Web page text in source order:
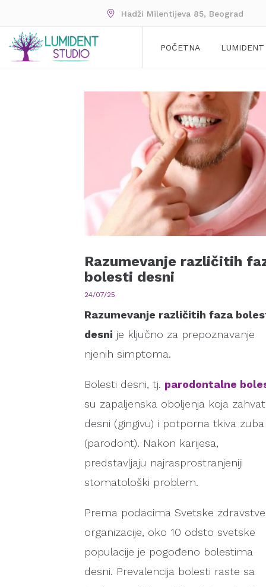
Hadži Milentijeva 85, Beograd
POČETNA LUMIDENT
Razumevanje različitih
bolesti desni
24/07/25
Razumevanje različitih faza
desni je ključno za prepoznavanje
njenih simptoma.
Bolesti desni, tj. parodontalne
su zapaljenska oboljenja koja
desni (gingivu) i potporna tkiva zuba
(parodont). Nakon karijesa,
predstavljaju najrasprostranjeniji
stomatološki problem.
Prema podacima Svetske
organizacije, oko 10 odsto svetske
populacije je pogođeno bolestima
desni. Prevalencija bolesti raste sa